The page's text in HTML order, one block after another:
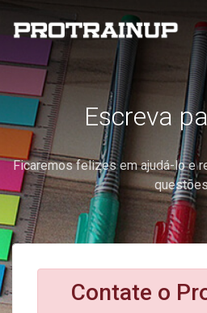
Escreva
Ficaremos felizes em ajudá-lo e
Contate o